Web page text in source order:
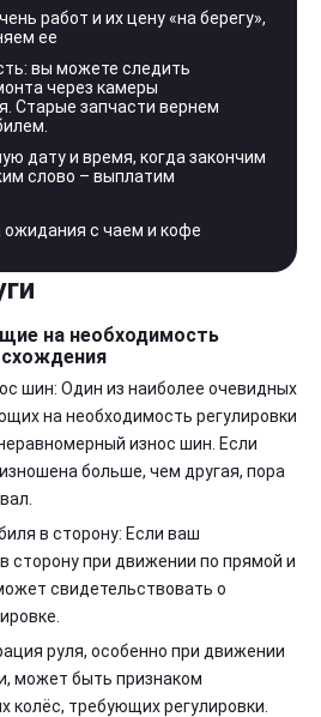
работ и их цену «на берегу»,
ее
вы можете следить
через камеры
Старые запчасти вернем
дату и время, когда закончим
слово – выплатим
ожидания с чаем и кофе
на необходимость
схождения
шин: Один из наиболее очевидных
на необходимость регулировки
износ шин. Если
больше, чем другая, пора
в сторону: Если ваш
сторону при движении по прямой и
свидетельствовать о
руля, особенно при движении
может быть признаком
колёс, требующих регулировки.